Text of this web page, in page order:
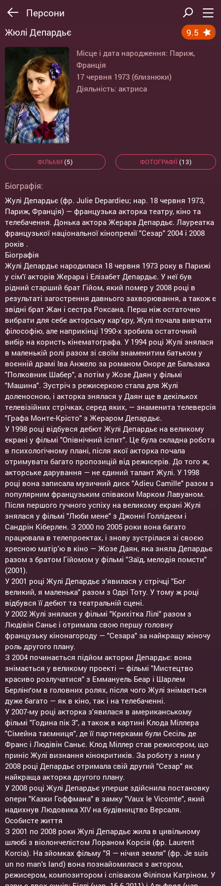
Персони
Жюлі Депардьє 9.5
Місце і дата народження: Париж,
Франція
17 червня 1973 (близнюки)
Діяльність: актриса
ФІЛЬМИ (5) ФОТОГРАФІЇ(13)
Біографія:
Жулі Депардьє (фр. Julie Depardieu; нар. 18 червня 1973,
Париж, Франція) — французька акторка театру, кіно та
телебачення. Донька актора Жерара Депардьє. Лауреатка
французької національної кінопремії "Сезар" 2004 і 2008
років .
Біографія
Жулі Депардьє народилася 18 червня 1973 року в Парижі
у сім'ї акторів Жерара і Елізабет Депардьє. У неї був
рідний старший брат Гійом, який помер у 2008 році в
результаті загострення давнього захворювання, а також є
звідні брат Жан і сестра Роксана. Перш ніж остаточно
вибрати для себе акторську кар'єру, Жулі почала вивчати
філософію, але наприкінці 1990-х зробила остаточний
вибір на користь кінематографа. У 1994 році Жулі знялася
в маленькій ролі разом зі своїм знаменитим батьком у
воєнній драмі Іва Анжело за романом Оноре де Бальзака
"Полковник Шабер", а потім у Жозе Даян у фільмі
"Машина". Зустріч з режисеркою стала для Жулі
доленосною, і акторка знялася у Даян ще в декількох
телевізійних стрічках, серед яких, — знаменита телеверсія
"Графа Монте-Крісто" з Жераром Депардьє.
У 1998 році відбувся дебют Жулі Депардьє на великому
екрані у фільмі "Опівнічний іспит". Це була складна робота
в психологічному плані, після якої акторка почала
отримувати багато пропозицій від режисерів. До того ж,
акторське дарування — не єдиний талант Жулі. У 1998
році вона записала музичний диск "Adieu Camille" разом з
популярним французьким співаком Марком Лавуаном.
Після першого гучного успіху на великому екрані Жулі
знялася у фільмі "Люби мене" з Джонні Голлідеєм і
Сандрін Кіберлен. З 2000 по 2005 роки вона багато
працювала в телепроектах, і знову зустрілася зі своєю
хресною матір'ю в кіно — Жозе Даян, яка зняла Депардьє
разом з братом Гійомом у фільмі "Заїд, мелодія помсти"
(2001).
У 2001 році Жулі Депардьє з'явилася у стрічці "Бог
великий, я маленька" разом з Одрі Тоту. У тому ж році
відбувся її дебют та театральній сцені.
У 2002 Жулі знялася у фільмі "Крихітка Лілі" разом з
Людівін Саньє і отримала свою першу головну
французьку кінонагороду — "Сезара" за найкращу жіночу
роль другого плану.
З 2004 починається підйом акторки Депардьє: вона
знімається у великому проекті — фільмі "Мистецтво
красиво розлучатися" з Еммануель Беар і Шарлем
Берлінґом в головних ролях, після чого Жулі знімається
дуже багато — як в кіно, так і на телебаченні.
У 2007-му році акторка з'явилася в американському
фільмі "Година пік 3", а також в картині Клода Міллера
"Сімейна таємниця", де її партнерками були Сесіль де
Франс і Людівін Саньє. Клод Міллер став режисером, що
приніс Жулі визнання кінокритиків. За роботу з ним у
2008 році Депардьє отримала свій другий "Сезар" як
найкраща акторка другого плану.
У 2008 році Жулі Депардьє уперше здійснила постановку
опери "Казки Гоффмана" в замку "Vaux le Vicomte", який
надихнув Людовика XIV на будівництво Версаля.
Особисте життя
З 2001 по 2008 роки Жулі Депардьє жила в цивільному
шлюбі з віолончелістом Лораном Корсія (фр. Laurent
Korcia). На зйомках фільму "Я — нічия земля" (фр. Je suis
un no man's land) вона познайомилася з актором,
режисером, композитором і співаком Філіпом Катріном. У